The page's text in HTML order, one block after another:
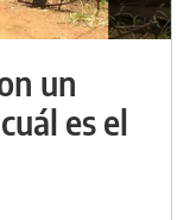
un
es el